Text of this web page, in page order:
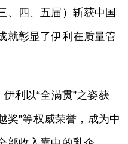
、四、五届）斩获中国
就彰显了伊利在质量管
利以“全满贯”之姿获
奖”等权威荣誉，成为中